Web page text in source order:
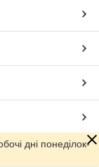
дні понеділок-